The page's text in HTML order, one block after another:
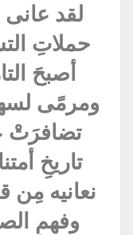
لقد عانى
حملاتِ
أصبحَ
ومرمًى
تاريخِ
نعانيه
وفهمِ